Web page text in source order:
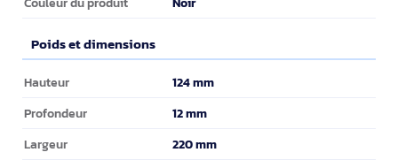
Poids et dimensions
Poids et dimensions
Hauteur 124 mm
Profondeur 12 mm
Largeur 220 mm